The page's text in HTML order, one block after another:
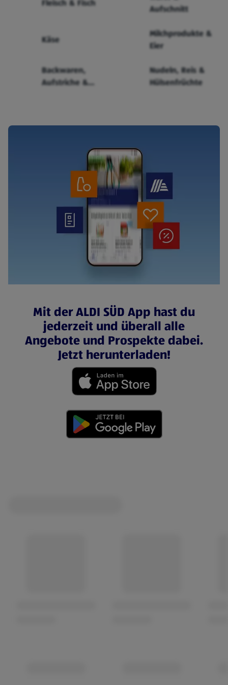
Fleisch & Fisch
Aufschnitt
Käse
Milchprodukte &
Eier
Backwaren,
Aufstriche &
Nudeln, Reis &
Hülsenfrüchte
Mit der ALDI SÜD App hast du
jederzeit und überall alle
Angebote und Prospekte dabei.
Jetzt herunterladen!